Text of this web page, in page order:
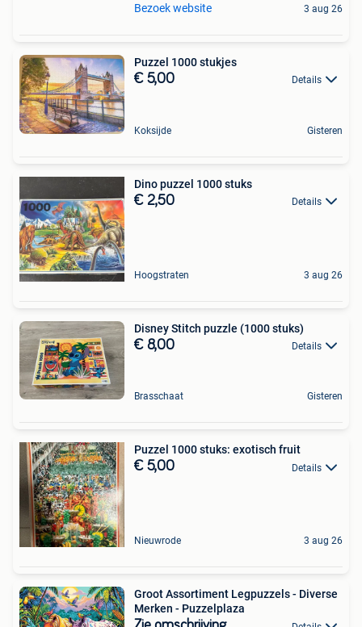
Bezoek website 3 aug 26
Puzzel 1000 stukjes
€ 5,00 Details
Koksijde Gisteren
Dino puzzel 1000 stuks
€ 2,50 Details
Hoogstraten 3 aug 26
Disney Stitch puzzle (1000 stuks)
€ 8,00 Details
Brasschaat Gisteren
Puzzel 1000 stuks: exotisch fruit
€ 5,00 Details
Nieuwrode 3 aug 26
Groot Assortiment Legpuzzels - Diverse
Merken - Puzzelplaza